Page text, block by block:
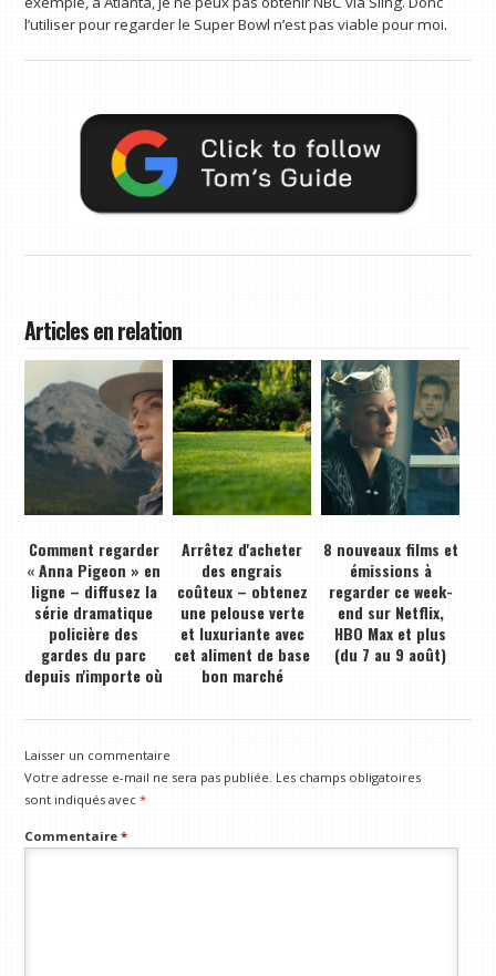
l’utiliser pour regarder le Super Bowl n’est pas viable pour moi.
Articles en relation
Comment regarder
« Anna Pigeon » en
ligne – diffusez la
série dramatique
policière des
gardes du parc
depuis n'importe où
Arrêtez d'acheter
des engrais
coûteux – obtenez
une pelouse verte
et luxuriante avec
cet aliment de base
bon marché
8 nouveaux films et
émissions à
regarder ce week-
end sur Netflix,
HBO Max et plus
(du 7 au 9 août)
Laisser un commentaire
Votre adresse e-mail ne sera pas publiée. Les champs obligatoires
sont indiqués avec*
Commentaire*